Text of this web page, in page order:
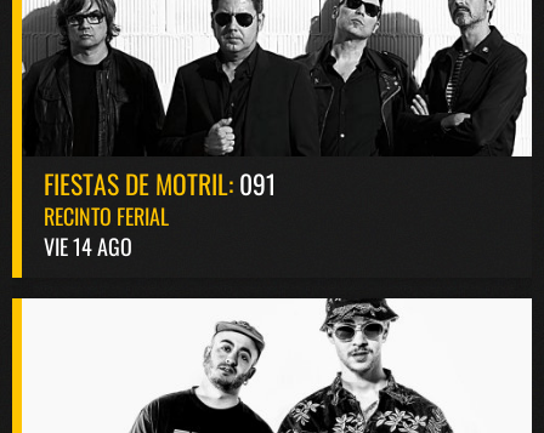
FIESTAS DE MOTRIL:091
RECINTO FERIAL
VIE 14 AGO